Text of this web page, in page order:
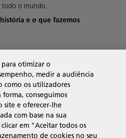
todo o mundo.
e o que fazemos
para otimizar o
medir a audiência
como os utilizadores
forma, conseguimos
site e oferecer-lhe
com base na sua
em "Aceitar todos os
de cookies no seu